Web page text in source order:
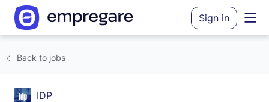
Sign in
Back to jobs
IDP